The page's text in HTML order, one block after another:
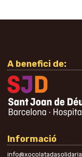
A benefici de:
Informació